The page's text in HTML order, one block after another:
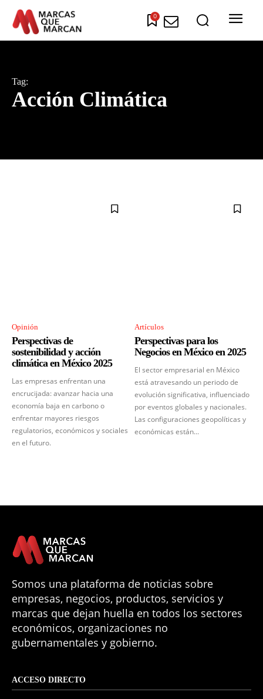
0
Tag:
Acción Climática
Opinión
Perspectivas de
sostenibilidad y acción
climática en México 2025
Las empresas enfrentan una
encrucijada: avanzar hacia una
economía baja en carbono o
enfrentar mayores riesgos
regulatorios, económicos y sociales
en el futuro.
Artículos
Perspectivas para los
Negocios en México en 2025
El sector empresarial en México
está atravesando un periodo de
evolución significativa, influenciado
por eventos globales y nacionales.
Las configuraciones geopolíticas y
económicas están...
Somos una plataforma de noticias sobre
empresas, negocios, productos, servicios y
marcas que dejan huella en todos los sectores
económicos, organizaciones no
gubernamentales y gobierno.
ACCESO DIRECTO